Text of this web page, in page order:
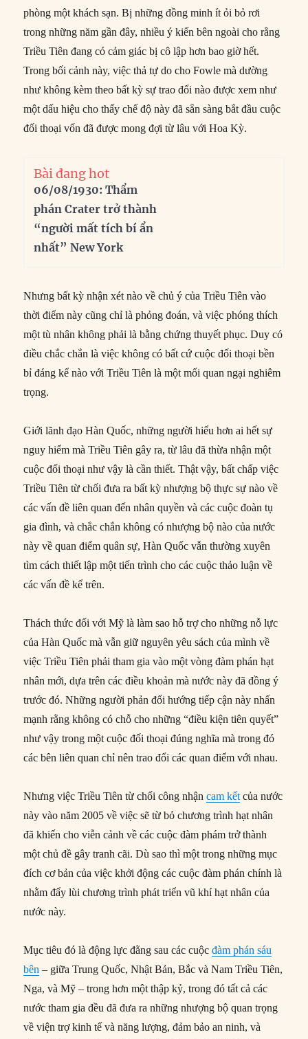
phòng một khách sạn. Bị những đồng minh ít ỏi bỏ rơi
trong những năm gần đây, nhiều ý kiến bên ngoài cho rằng
Triều Tiên đang có cảm giác bị cô lập hơn bao giờ hết.
Trong bối cảnh này, việc thả tự do cho Fowle mà dường
như không kèm theo bất kỳ sự trao đổi nào được xem như
một dấu hiệu cho thấy chế độ này đã sẵn sàng bắt đầu cuộc
đối thoại vốn đã được mong đợi từ lâu với Hoa Kỳ.
Bài đang hot
06/08/1930: Thẩm
phán Crater trở thành
“người mất tích bí ẩn
nhất” New York
Nhưng bất kỳ nhận xét nào về chủ ý của Triều Tiên vào
thời điểm này cũng chỉ là phỏng đoán, và việc phóng thích
một tù nhân không phải là bằng chứng thuyết phục. Duy có
điều chắc chắn là việc không có bất cứ cuộc đối thoại bền
bỉ đáng kể nào với Triều Tiên là một mối quan ngại nghiêm
trọng.
Giới lãnh đạo Hàn Quốc, những người hiểu hơn ai hết sự
nguy hiểm mà Triều Tiên gây ra, từ lâu đã thừa nhận một
cuộc đối thoại như vậy là cần thiết. Thật vậy, bất chấp việc
Triều Tiên từ chối đưa ra bất kỳ nhượng bộ thực sự nào về
các vấn đề liên quan đến nhân quyền và các cuộc đoàn tụ
gia đình, và chắc chắn không có nhượng bộ nào của nước
này về quan điểm quân sự, Hàn Quốc vẫn thường xuyên
tìm cách thiết lập một tiến trình cho các cuộc thảo luận về
các vấn đề kể trên.
Thách thức đối với Mỹ là làm sao hỗ trợ cho những nỗ lực
của Hàn Quốc mà vẫn giữ nguyên yêu sách của mình về
việc Triều Tiên phải tham gia vào một vòng đàm phán hạt
nhân mới, dựa trên các điều khoản mà nước này đã đồng ý
trước đó. Những người phản đối hướng tiếp cận này nhấn
mạnh rằng không có chỗ cho những “điều kiện tiên quyết”
như vậy trong một cuộc đối thoại đúng nghĩa mà trong đó
các bên liên quan chỉ nên trao đổi các quan điểm với nhau.
Nhưng việc Triều Tiên từ chối công nhậncam kết của nước
này vào năm 2005 về việc sẽ từ bỏ chương trình hạt nhân
đã khiến cho viễn cảnh về các cuộc đàm phám trở thành
một chủ đề gây tranh cãi. Dù sao thì một trong những mục
đích cơ bản của việc khởi động các cuộc đàm phán chính là
nhằm đẩy lùi chương trình phát triển vũ khí hạt nhân của
nước này.
Mục tiêu đó là động lực đằng sau các cuộcđàm phán sáu
bên – giữa Trung Quốc, Nhật Bản, Bắc và Nam Triều Tiên,
Nga, và Mỹ – trong hơn một thập kỷ, trong đó tất cả các
nước tham gia đều đã đưa ra những nhượng bộ quan trọng
về viện trợ kinh tế và năng lượng, đảm bảo an ninh, và